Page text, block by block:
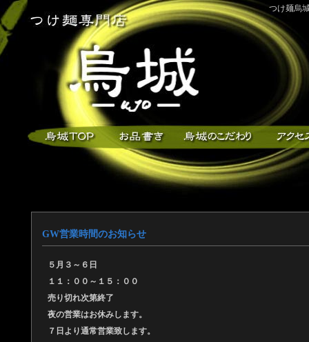
つけ麺烏
GW営業時間のお知らせ
５月３～６日
１１：００～１５：００
売り切れ次第終了
夜の営業はお休みします。
７日より通常営業致します。